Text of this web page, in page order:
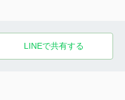
LINEで共有する